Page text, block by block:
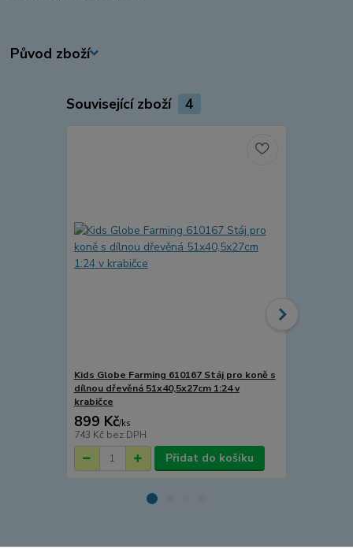
Původ zboží
Související zboží 4
Kids Globe Farming 610167 Stáj pro koně s
dílnou dřevěná 51x40,5x27cm 1:24 v
krabičce
899 Kč/ks
743 Kč bez DPH
Přidat do košíku